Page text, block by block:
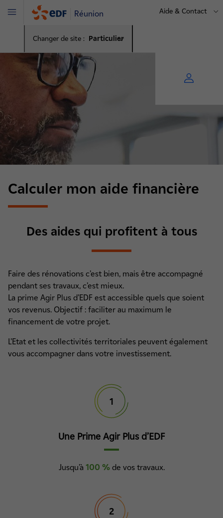
Réunion
Changer de site : Particulier
Aide & Contact
Menu
Calculer mon aide financière
Des aides qui profitent à tous
Faire des rénovations c’est bien, mais être accompagné
pendant ses travaux, c’est mieux.
La prime Agir Plus d’EDF est accessible quels que soient
vos revenus. Objectif : faciliter au maximum le
financement de votre projet.
L’Etat et les collectivités territoriales peuvent également
vous accompagner dans votre investissement.
1
Une Prime Agir Plus d’EDF
Jusqu’à 100 %de vos travaux.
2